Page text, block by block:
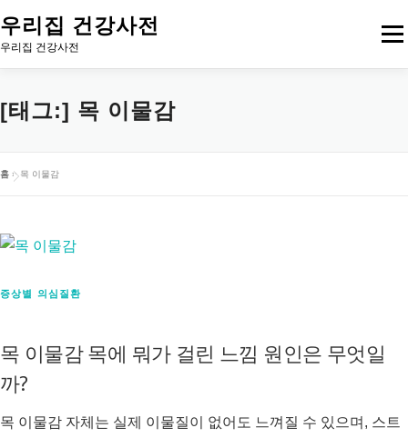
용
바
기
우리집 건강사전
우리집 건강사전
메뉴
[태그:] 목 이물감
홈 »목 이물감
증상별 의심질환
목 이물감 목에 뭐가 걸린 느낌 원인은 무엇일
까?
목 이물감 자체는 실제 이물질이 없어도 느껴질 수 있으며, 스트